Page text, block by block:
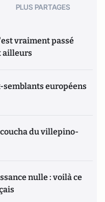
PLUS PARTAGES
vraiment passé
ailleurs
européens
du villepino-
nulle : voilà ce